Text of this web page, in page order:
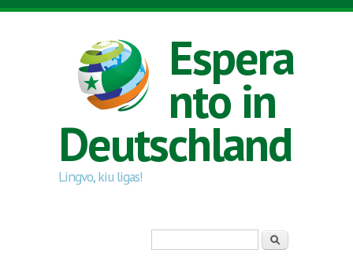
Direkt zum Inhalt
Espera
nto in
Deutschland
Lingvo, kiu ligas!